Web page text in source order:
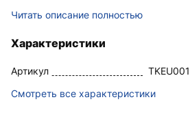
Читать описание полностью
Характеристики
Артикул
Смотреть все характеристики